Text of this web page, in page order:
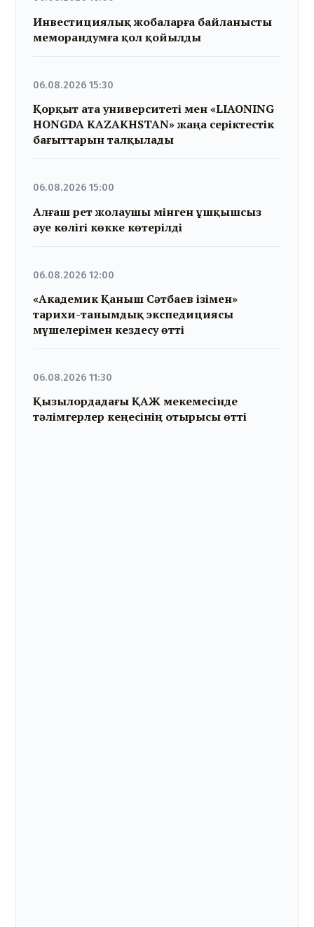
Инвестициялық жобаларға байланысты
меморандумға қол қойылды
06.08.2026 15:30
Қорқыт ата университеті мен «LIAONING
HONGDA KAZAKHSTAN» жаңа серіктестік
бағыттарын талқылады
06.08.2026 15:00
Алғаш рет жолаушы мінген ұшқышсыз
әуе көлігі көкке көтерілді
06.08.2026 12:00
«Академик Қаныш Сәтбаев ізімен»
тарихи-танымдық экспедициясы
мүшелерімен кездесу өтті
06.08.2026 11:30
Қызылордадағы ҚАЖ мекемесінде
тәлімгерлер кеңесінің отырысы өтті